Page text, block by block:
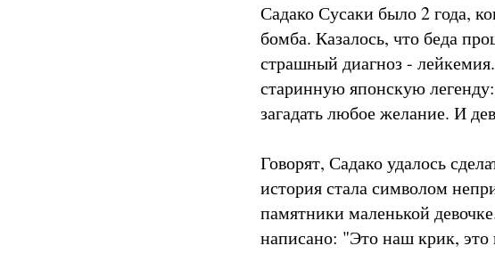
Садако Сусаки было 2 года,
бомба. Казалось, что беда
страшный диагноз -
старинную японскую
загадать любое желание. И
Говорят, Садако удалось
история стала символом
памятники маленькой
написано: "Это наш крик, это